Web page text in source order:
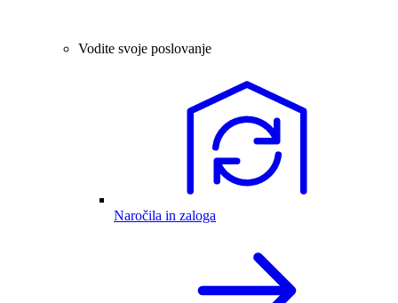
Vodite svoje poslovanje
Naročila in zaloga